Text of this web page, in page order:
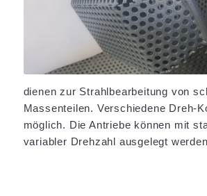
dienen zur Strahlbearbeitung von
Massenteilen. Verschiedene Dreh-
möglich. Die Antriebe können mit
variabler Drehzahl ausgelegt